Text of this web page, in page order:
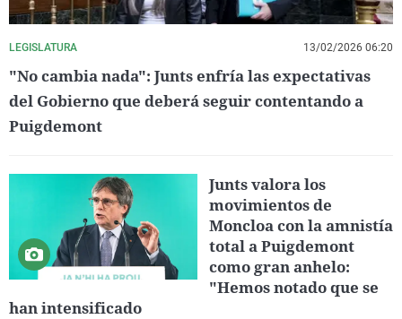
LEGISLATURA 13/02/2026 06:20
"No cambia nada": Junts enfría las expectativas
del Gobierno que deberá seguir contentando a
Puigdemont
Junts valora los
movimientos de
Moncloa con la amnistía
total a Puigdemont
como gran anhelo:
"Hemos notado que se
han intensificado